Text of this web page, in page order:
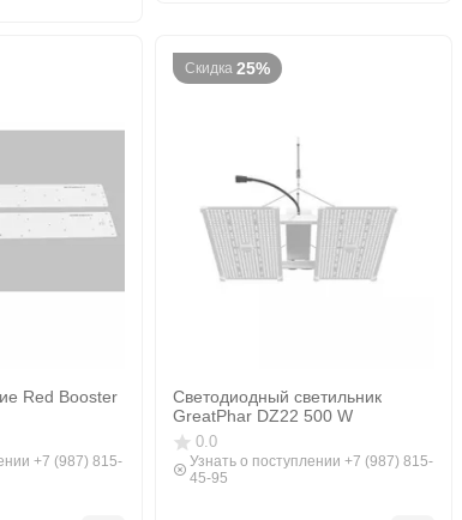
Red Booster
+7 (987) 815-
Скидка 25%
Светодиодный светильник
GreatPhar DZ22 500 W
0.0
Узнать о поступлении +7 (987) 815-
45-95